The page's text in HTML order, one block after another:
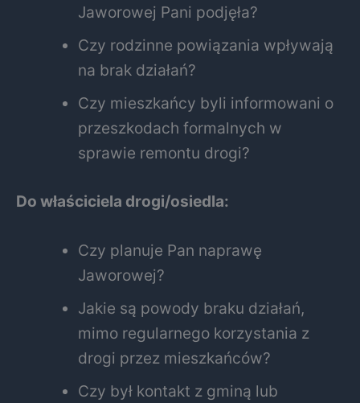
Jaworowej Pani podjęła?
Czy rodzinne powiązania wpływają
na brak działań?
Czy mieszkańcy byli informowani o
przeszkodach formalnych w
sprawie remontu drogi?
Do właściciela drogi/osiedla:
Czy planuje Pan naprawę
Jaworowej?
Jakie są powody braku działań,
mimo regularnego korzystania z
drogi przez mieszkańców?
Czy był kontakt z gminą lub